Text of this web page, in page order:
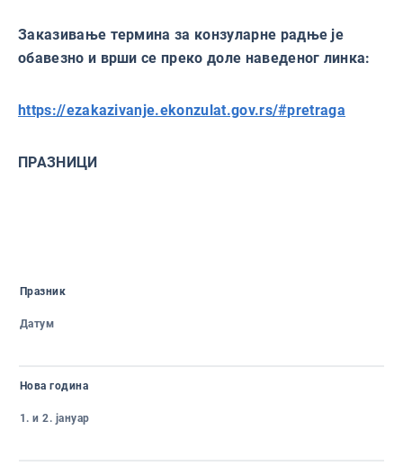
Заказивање термина за конзуларне радње је
обавезно и врши се преко доле наведеног линка:
https://ezakazivanje.ekonzulat.gov.rs/#pretraga
ПРАЗНИЦИ
Празник
Датум
Нова година
1. и 2. јануар